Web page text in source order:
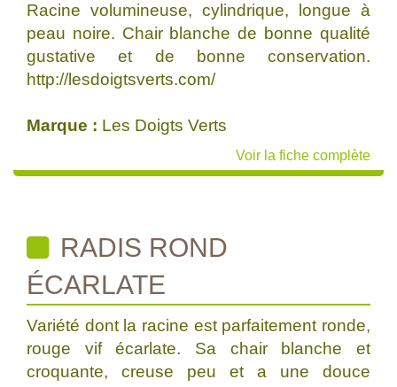
Racine volumineuse, cylindrique, longue à
peau noire. Chair blanche de bonne qualité
gustative et de bonne conservation.
http://lesdoigtsverts.com/
Marque : Les Doigts Verts
Voir la fiche complète
RADIS ROND
ÉCARLATE
Variété dont la racine est parfaitement ronde,
rouge vif écarlate. Sa chair blanche et
croquante, creuse peu et a une douce